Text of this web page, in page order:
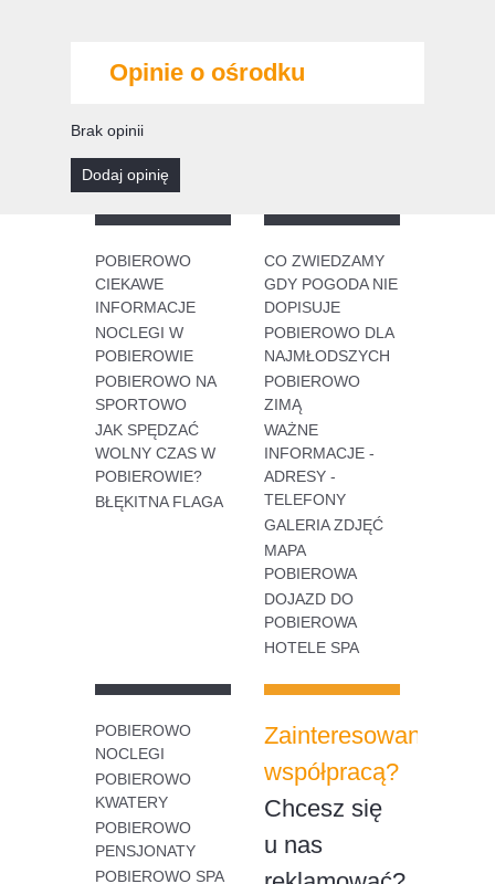
Opinie o ośrodku
Brak opinii
dodaj opinię
POBIEROWO
CIEKAWE
INFORMACJE
NOCLEGI W
POBIEROWIE
POBIEROWO NA
SPORTOWO
JAK SPĘDZAĆ
WOLNY CZAS W
POBIEROWIE?
BŁĘKITNA FLAGA
CO ZWIEDZAMY
GDY POGODA NIE
DOPISUJE
POBIEROWO DLA
NAJMŁODSZYCH
POBIEROWO
ZIMĄ
WAŻNE
INFORMACJE -
ADRESY -
TELEFONY
GALERIA ZDJĘĆ
MAPA
POBIEROWA
DOJAZD DO
POBIEROWA
HOTELE SPA
POBIEROWO
NOCLEGI
POBIEROWO
KWATERY
POBIEROWO
PENSJONATY
POBIEROWO SPA
Zainteresowany
współpracą?
Chcesz się
u nas